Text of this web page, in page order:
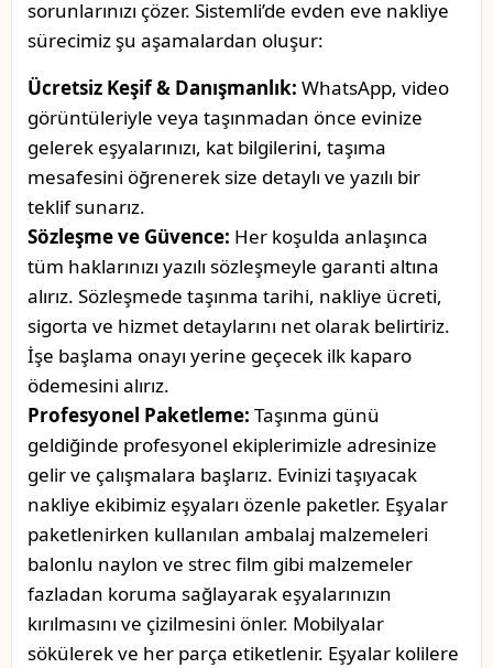
sorunlarınızı çözer. Sistemli’de evden eve nakliye
sürecimiz şu aşamalardan oluşur:
Ücretsiz Keşif & Danışmanlık: WhatsApp, video
görüntüleriyle veya taşınmadan önce evinize
gelerek eşyalarınızı, kat bilgilerini, taşıma
mesafesini öğrenerek size detaylı ve yazılı bir
teklif sunarız.
Sözleşme ve Güvence: Her koşulda anlaşınca
tüm haklarınızı yazılı sözleşmeyle garanti altına
alırız. Sözleşmede taşınma tarihi, nakliye ücreti,
sigorta ve hizmet detaylarını net olarak belirtiriz.
İşe başlama onayı yerine geçecek ilk kaparo
ödemesini alırız.
Profesyonel Paketleme: Taşınma günü
geldiğinde profesyonel ekiplerimizle adresinize
gelir ve çalışmalara başlarız. Evinizi taşıyacak
nakliye ekibimiz eşyaları özenle paketler. Eşyalar
paketlenirken kullanılan ambalaj malzemeleri
balonlu naylon ve strec film gibi malzemeler
fazladan koruma sağlayarak eşyalarınızın
kırılmasını ve çizilmesini önler. Mobilyalar
sökülerek ve her parça etiketlenir. Eşyalar kolilere